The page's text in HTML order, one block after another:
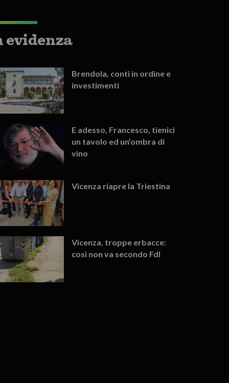
evidenza
Brendola, conti in ordine e
investimenti
E adesso, Francesco, tienici
un tavolo ed un’ombra di
vino
Vicenza riapre la Triestina
Vicenza, troppe erbacce:
così non va secondo FdI